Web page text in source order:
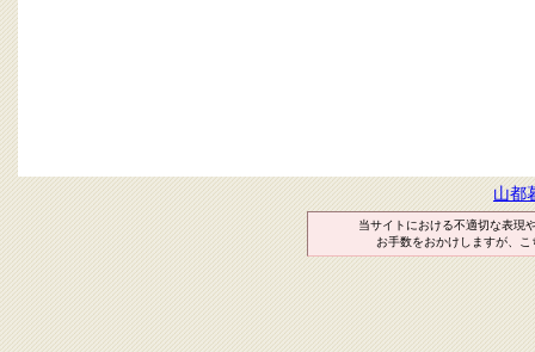
山都
当サイトにおける不適切な表現
お手数をおかけしますが、こ